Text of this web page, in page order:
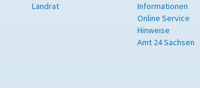
Landrat
Informationen
Online Service
Hinweise
Amt 24 Sachsen